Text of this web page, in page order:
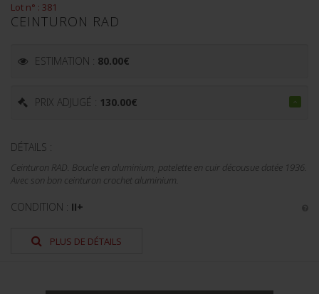
Lot n° : 381
CEINTURON RAD
ESTIMATION : 80.00€
PRIX ADJUGÉ : 130.00€
DÉTAILS :
Ceinturon RAD. Boucle en aluminium, patelette en cuir décousue datée 1936.
Avec son bon ceinturon crochet aluminium.
CONDITION : II+
PLUS DE DÉTAILS